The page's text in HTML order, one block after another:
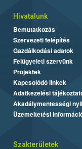
Hivatalunk
Bemutatkozás
Szervezeti felépítés
Gazdálkodási adatok
Felügyeleti szervünk
Projektek
Kapcsolódó linkek
Adatkezelési
Akadálymentességi
Üzemeltetési
Szakterületek